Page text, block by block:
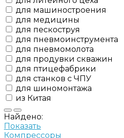
для машиностроения
для медицины
для пескоструя
для пневмоинструмента
для пневмомолота
для продувки скважин
для птицефабрики
для станков с ЧПУ
для шиномонтажа
из Китая
Найдено:
Показать
Компрессоры